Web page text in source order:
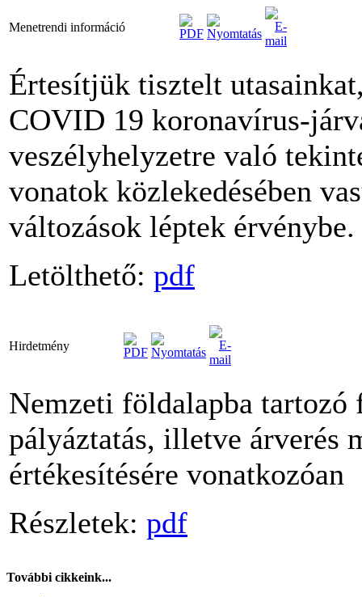
Menetrendi információ
Értesítjük tisztelt
COVID 19 koronavírus-
veszélyhelyzetre való
vonatok közlekedésében
változások léptek érvénybe.
Letölthető: pdf
Hirdetmény
Nemzeti földalapba
pályáztatás, illetve árverés
értékesítésére vonatkozóan
Részletek: pdf
További cikkeink...